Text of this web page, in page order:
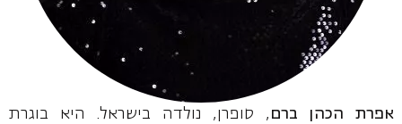
אפרת הכהן ברם , סופרן, נולדה בישראל. היא בוגרת